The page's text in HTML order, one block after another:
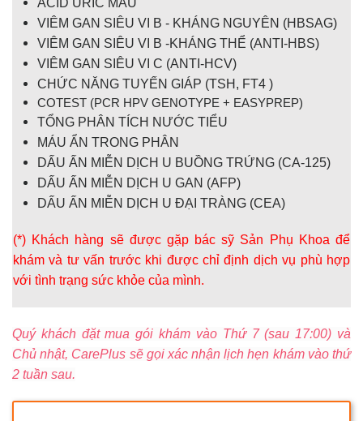
VIÊM GAN SIÊU VI B - KHÁNG NGUYÊN (HBSAG)
VIÊM GAN SIÊU VI B -KHÁNG THỂ (ANTI-HBS)
VIÊM GAN SIÊU VI C (ANTI-HCV)
CHỨC NĂNG TUYẾN GIÁP (TSH, FT4 )
COTEST (PCR HPV GENOTYPE + EASYPREP)
TỔNG PHÂN TÍCH NƯỚC TIỂU
MÁU ẨN TRONG PHÂN
DẤU ẤN MIỄN DỊCH U BUỒNG TRỨNG (CA-125)
DẤU ẤN MIỄN DỊCH U GAN (AFP)
DẤU ẤN MIỄN DỊCH U ĐẠI TRÀNG (CEA)
(*) Khách hàng sẽ được gặp bác sỹ Sản Phụ Khoa để
khám và tư vấn trước khi được chỉ định dịch vụ phù hợp
với tình trạng sức khỏe của mình.
Quý khách đặt mua gói khám vào Thứ 7 (sau 17:00) và
Chủ nhật, CarePlus sẽ gọi xác nhận lịch hẹn khám vào thứ
2 tuần sau.